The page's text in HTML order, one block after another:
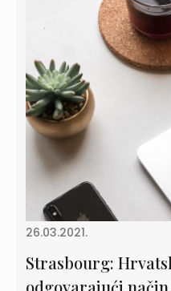
26.03.2021.
Strasbourg:
odgovarajući